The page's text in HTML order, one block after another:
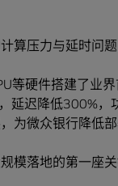
算压力与延时问
等硬件搭建了业
延迟降低300%
为微众银行降低
模落地的第一座关